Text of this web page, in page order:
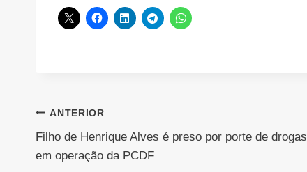
Navegação
de
ANTERIOR
Filho de Henrique Alves é preso por porte de drogas
em operação da PCDF